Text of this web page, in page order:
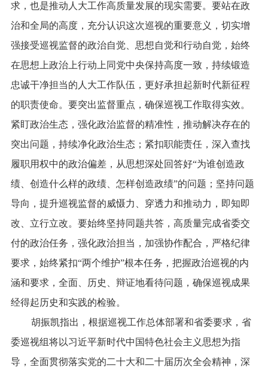
求，也是推动人大工作高质量发展的现实需要。要站在政
治和全局的高度，充分认识这次巡视的重要意义，切实增
强接受巡视监督的政治自觉、思想自觉和行动自觉，始终
在思想上政治上行动上同党中央保持高度一致，持续锻造
忠诚干净担当的人大工作队伍，更好承担起新时代新征程
的职责使命。要突出监督重点，确保巡视工作取得实效。
紧盯政治生态，强化政治监督的精准性，推动解决存在的
突出问题，持续净化政治生态；紧扣职能责任，深入查找
履职用权中的政治偏差，从思想深处回答好“为谁创造政
绩、创造什么样的政绩、怎样创造政绩”的问题；坚持问题
导向，提升巡视监督的威慑力、穿透力和推动力，即知即
改、立行立改。要始终坚持同题共答，高质量完成省委交
付的政治任务，强化政治担当，加强协作配合，严格纪律
要求，始终紧扣“两个维护”根本任务，把握政治巡视的内
涵和要求，全面、历史、辩证地看待问题，确保巡视成果
经得起历史和实践的检验。
胡振凯指出，根据巡视工作总体部署和省委要求，省
委巡视组将以习近平新时代中国特色社会主义思想为指
导，全面贯彻落实党的二十大和二十届历次全会精神，深